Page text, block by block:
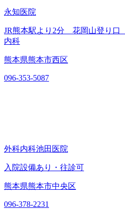
永知医院
JR熊本駅より2分 花岡山登り
内科
熊本県熊本市西区
096-353-5087
外科内科池田医院
入院設備あり・往診可
熊本県熊本市中央区
096-378-2231